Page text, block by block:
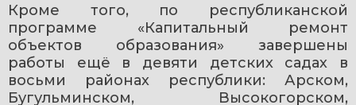
Кроме того, по республиканской
программе «Капитальный ремонт
объектов образования» завершены
работы ещё в девяти детских садах в
восьми районах республики: Арском,
Бугульминском, Высокогорском,